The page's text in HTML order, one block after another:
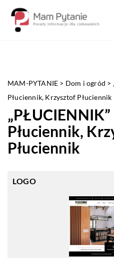
MAM-PYTANIE > Dom i ogród >
Płuciennik, Krzysztof Płuciennik
„PŁUCIENNIK”
Płuciennik,
Płuciennik
LOGO